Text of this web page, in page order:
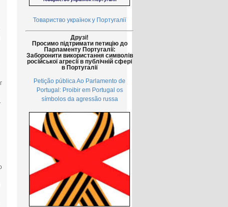
Товариство українок у Португалії
Друзі!
Просимо підтримати петицію до
Парламенту Португалії:
Заборонити використання символів
російської агресії в публічній сфері
в Португалії
Petição pública Ao Parlamento de
Portugal: Proibir em Portugal os
símbolos da agressão russa